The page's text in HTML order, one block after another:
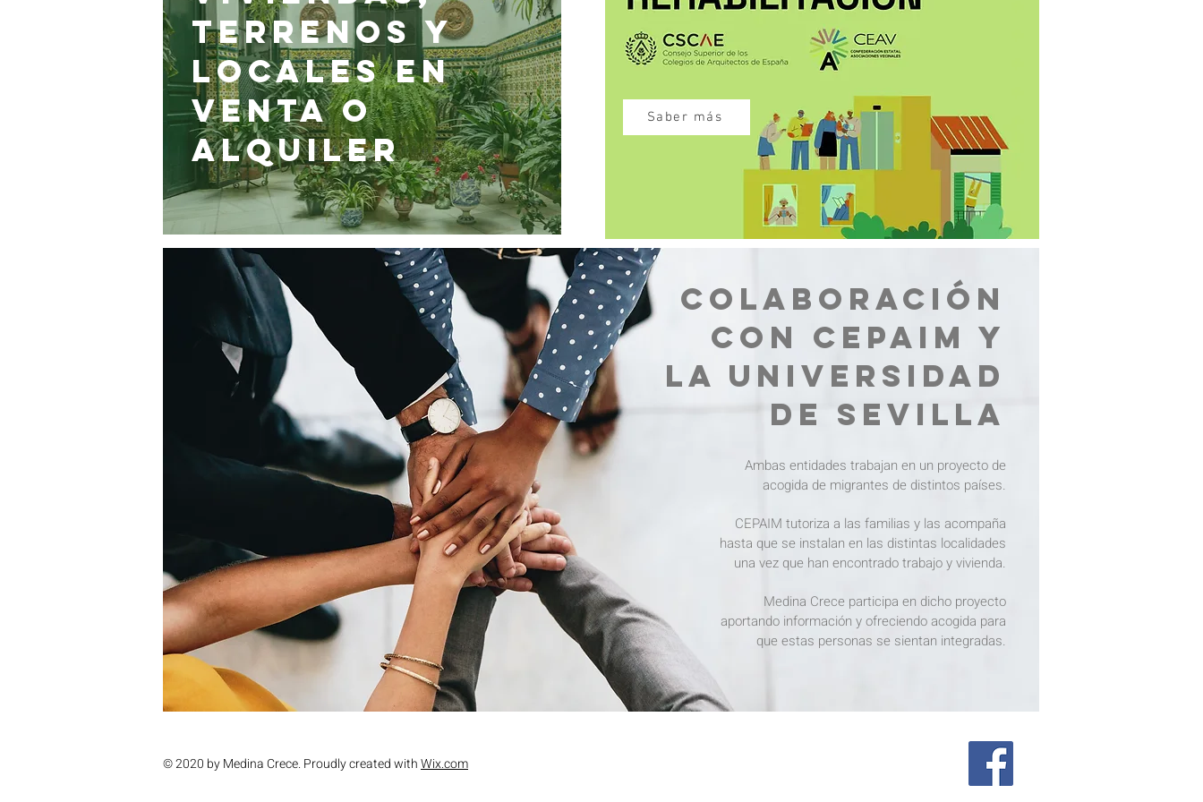
TERRENOS Y
LOCALES EN
VENTA O
ALQUILER
Saber más
COLABORACIÓN
CON CEPAIM Y
LA UNIVERSIDAD
DE SEVILLA
Ambas entidades trabajan en un proyecto de
acogida de migrantes de distintos países.
CEPAIM tutoriza a las familias y las acompaña
hasta que se instalan en las distintas localidades
una vez que han encontrado trabajo y vivienda.
Medina Crece participa en dicho proyecto
aportando información y ofreciendo acogida para
que estas personas se sientan integradas.
© 2020 by Medina Crece. Proudly created withWix.com